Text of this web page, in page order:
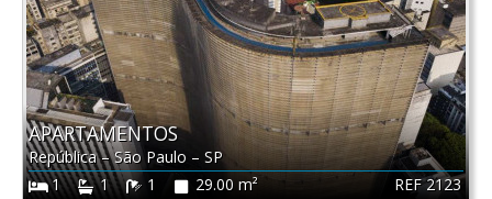
REF 2123
APARTAMENTOS
República–São Paulo – SP
1
1 1 29.00 m²